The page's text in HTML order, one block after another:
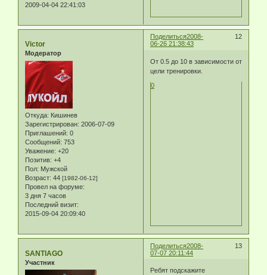
2009-04-04 22:41:03
Поделиться 12
2008-
06-26 21:38:43
Victor
Модератор
Откуда: Кишинев
Зарегистрирован: 2006-07-09
Приглашений: 0
Сообщений: 753
Уважение: +20
Позитив: +4
Пол: Мужской
Возраст: 44 [1982-06-12]
Провел на форуме:
3 дня 7 часов
Последний визит:
2015-09-04 20:09:40
От 0.5 до 10 в зависимости от
цели тренировки.
0
Поделиться 13
2008-
07-07 20:11:44
SANTIAGO
Участник
Ребят подскажите